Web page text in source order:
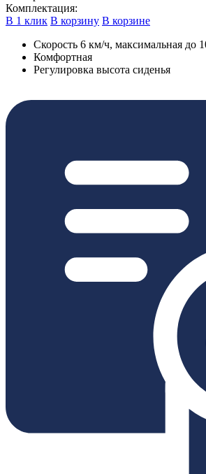
Комплектация:
В 1 клик В корзину В корзине
Скорость 6 км/ч, максимальная до
Комфортная
Регулировка высота сиденья